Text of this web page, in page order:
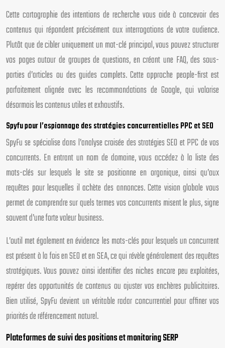
Cette cartographie des intentions de recherche vous aide à concevoir des
contenus qui répondent précisément aux interrogations de votre audience.
Plutôt que de cibler uniquement un mot-clé principal, vous pouvez structurer
vos pages autour de groupes de questions, en créant une FAQ, des sous-
parties d’articles ou des guides complets. Cette approche people-first est
parfaitement alignée avec les recommandations de Google, qui valorise
désormais les contenus utiles et exhaustifs.
Spyfu pour l’espionnage des stratégies concurrentielles PPC et SEO
SpyFu se spécialise dans l’analyse croisée des stratégies SEO et PPC de vos
concurrents. En entrant un nom de domaine, vous accédez à la liste des
mots-clés sur lesquels le site se positionne en organique, ainsi qu’aux
requêtes pour lesquelles il achète des annonces. Cette vision globale vous
permet de comprendre sur quels termes vos concurrents misent le plus, signe
souvent d’une forte valeur business.
L’outil met également en évidence les mots-clés pour lesquels un concurrent
est présent à la fois en SEO et en SEA, ce qui révèle généralement des requêtes
stratégiques. Vous pouvez ainsi identifier des niches encore peu exploitées,
repérer des opportunités de contenus ou ajuster vos enchères publicitaires.
Bien utilisé, SpyFu devient un véritable radar concurrentiel pour affiner vos
priorités de référencement naturel.
Plateformes de suivi des positions et monitoring SERP